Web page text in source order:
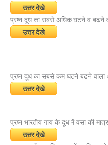
उत्तर देखे
प्रष्न दूध का सबसे अधिक घटने व बढने
उत्तर देखे
प्रष्न दूध का सबसे कम घटने बढने वाला
उत्तर देखे
प्रष्न भारतीय गाय के दूध में वसा की
उत्तर देखे